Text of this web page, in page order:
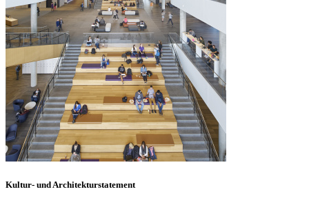
Kultur- und Architekturstatement